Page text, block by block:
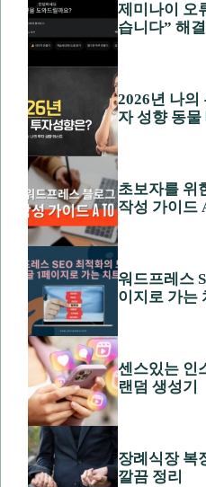
제미나이 오
습니다” 해
2026년 나의
자 성향 동
초보자를 위
작성 가이드
워드프레스
이지로 가는
센스있는 인
랜덤 생성기
장례식장 복
깔끔 정리